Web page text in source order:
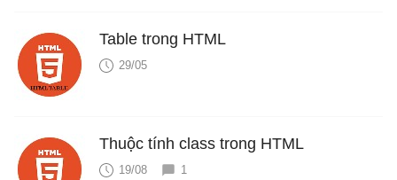
Table trong HTML
29/05
Thuộc tính class trong HTML
19/08 1